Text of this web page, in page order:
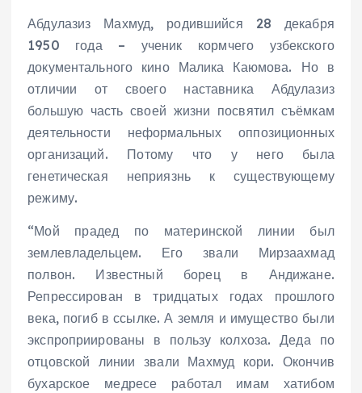
Абдулазиз Махмуд, родившийся 28 декабря
1950 года – ученик кормчего узбекского
документального кино Малика Каюмова. Но в
отличии от своего наставника Абдулазиз
большую часть своей жизни посвятил съёмкам
деятельности неформальных оппозиционных
организаций. Потому что у него была
генетическая неприязнь к существующему
режиму.
“Мой прадед по материнской линии был
землевладельцем. Его звали Мирзаахмад
полвон. Известный борец в Андижане.
Репрессирован в тридцатых годах прошлого
века, погиб в ссылке. А земля и имущество были
экспроприированы в пользу колхоза. Деда по
отцовской линии звали Махмуд кори. Окончив
бухарское медресе работал имам хатибом